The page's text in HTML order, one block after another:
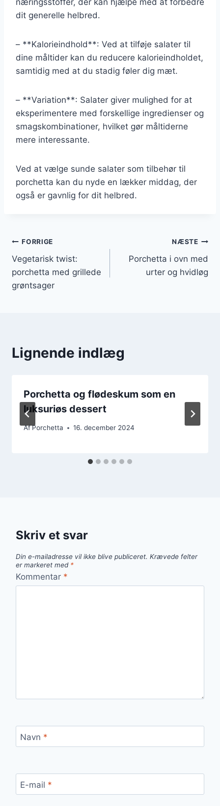
dit generelle helbred.
– **Kalorieindhold**: Ved at tilføje salater til
dine måltider kan du reducere kalorieindholdet,
samtidig med at du stadig føler dig mæt.
– **Variation**: Salater giver mulighed for at
eksperimentere med forskellige ingredienser og
smagskombinationer, hvilket gør måltiderne
mere interessante.
Ved at vælge sunde salater som tilbehør til
porchetta kan du nyde en lækker middag, der
også er gavnlig for dit helbred.
Indlægsnavigation
FORRIGE
Vegetarisk twist:
porchetta med grillede
grøntsager
NÆSTE
Porchetta i ovn med
urter og hvidløg
Lignende indlæg
Porchetta og flødeskum som en
luksuriøs dessert
AfPorchetta 16. december 2024
Skriv et svar
Din e-mailadresse vil ikke blive publiceret. Krævede felter
er markeret med *
Kommentar *
Navn *
E-mail *